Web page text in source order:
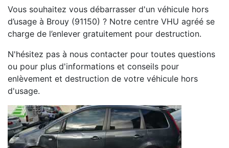
Vous souhaitez vous débarrasser d'un véhicule hors
d’usage à Brouy (91150) ? Notre centre VHU agréé se
charge de l’enlever gratuitement pour destruction.
N'hésitez pas à nous contacter pour toutes questions
ou pour plus d'informations et conseils pour
enlèvement et destruction de votre véhicule hors
d'usage.